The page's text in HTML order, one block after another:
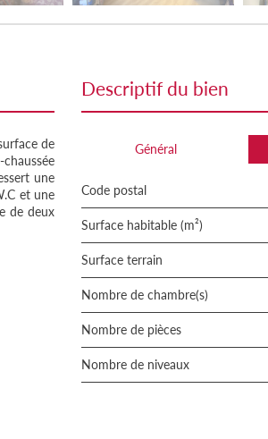
de
une
et une
de deux
descriptif du bien
Général
Code postal
Surface habitable (m²)
surface terrain
Nombre de chambre(s)
Nombre de pièces
Nombre de niveaux